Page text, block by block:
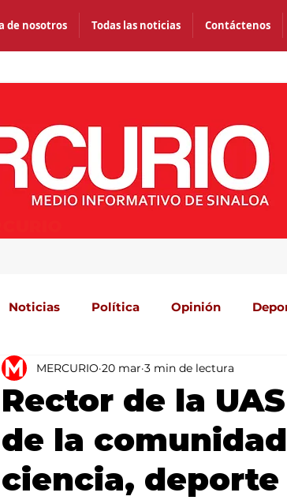
de nosotros Todas las noticias Contáctenos
Noticias Política Opinión
México Mundo Portada 2
Rector de la
de la
ciencia,
MERCURIO 20 mar 3 min de lectura